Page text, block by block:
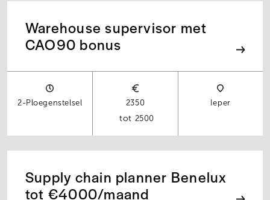
Warehouse supervisor met
CAO90 bonus
2-Ploegenstelsel
2350
2500
Ieper
Supply chain planner Benelux
tot €4000/maand